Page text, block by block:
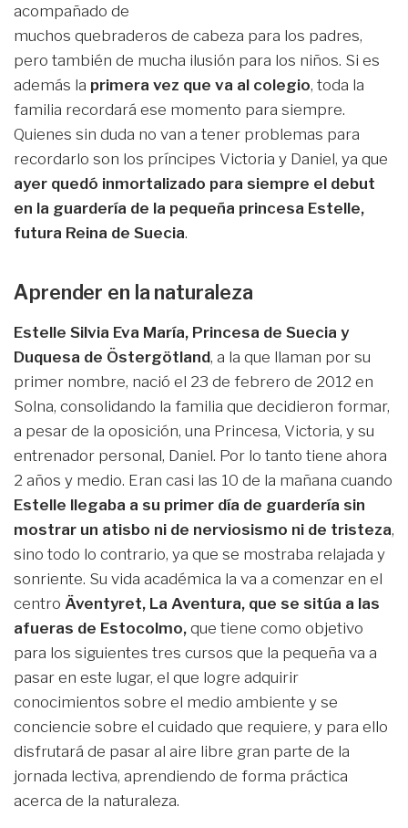
acompañado de
muchos quebraderos de cabeza para los padres,
pero también de mucha ilusión para los niños. Si es
además la primera vez que va al colegio, toda la
familia recordará ese momento para siempre.
Quienes sin duda no van a tener problemas para
recordarlo son los príncipes Victoria y Daniel, ya que
ayer quedó inmortalizado para siempre el debut
en la guardería de la pequeña princesa Estelle,
futura Reina de Suecia.
Aprender en la naturaleza
Estelle Silvia Eva María, Princesa de Suecia y
Duquesa de Östergötland, a la que llaman por su
primer nombre, nació el 23 de febrero de 2012 en
Solna, consolidando la familia que decidieron formar,
a pesar de la oposición, una Princesa, Victoria, y su
entrenador personal, Daniel. Por lo tanto tiene ahora
2 años y medio. Eran casi las 10 de la mañana cuando
Estelle llegaba a su primer día de guardería sin
mostrar un atisbo ni de nerviosismo ni de tristeza,
sino todo lo contrario, ya que se mostraba relajada y
sonriente. Su vida académica la va a comenzar en el
centro Äventyret, La Aventura, que se sitúa a las
afueras de Estocolmo, que tiene como objetivo
para los siguientes tres cursos que la pequeña va a
pasar en este lugar, el que logre adquirir
conocimientos sobre el medio ambiente y se
conciencie sobre el cuidado que requiere, y para ello
disfrutará de pasar al aire libre gran parte de la
jornada lectiva, aprendiendo de forma práctica
acerca de la naturaleza.